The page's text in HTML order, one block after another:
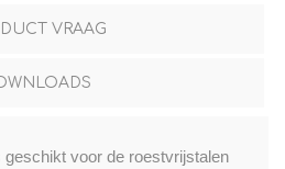
VRAAG
geschikt voor de roestvrijstalen